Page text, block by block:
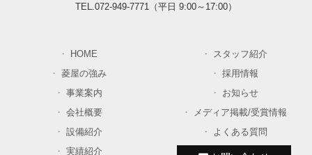
TEL.072-949-7771（平日 9:00～17:00）
HOME
菱屋の強み
事業案内
会社概要
設備紹介
実績紹介
スタッフ紹介
採用情報
お知らせ
メディア掲載/受賞情報
よくある質問